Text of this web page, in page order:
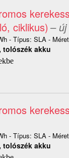
ciklikus) – új
- Típus: SLA -
tolószék akku
- Típus: SLA -
tolószék akku